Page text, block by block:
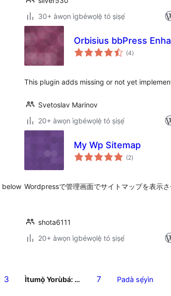
30+ àwọn ìgbéwọlẹ̀ tó ṣiṣẹ́
Orbisius bbPress
(4àpapọ̀
àwọn
)
This plugin adds missing or not yet
Svetoslav Marinov
20+ àwọn ìgbéwọlẹ̀ tó ṣiṣẹ́
below
My Wp Sitemap
(2àpapọ̀
àwọn
)
Wordpressで管理画面でサイトマップを表示
shota6111
20+ àwọn ìgbéwọlẹ̀ tó ṣiṣẹ́
3 Ìtumọ̀ Yorùbá: … 7 Padà sẹ́yìn